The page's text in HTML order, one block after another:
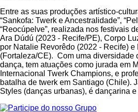
Entre as suas produções artístico-
“Sankofa: Twerk e Ancestralidade”,
“Reocúpelve”, realizada nos festivais
Ara Dúdú (2023 - Recife/PE), Corpo
por Natalie Revorêdo (2022 - Recife) e
(Fortaleza/CE). Com uma diversidade
dança, tem atuações como jurada em
Internacional Twerk Champions, e
batalha de twerk em Santiago (Chile).
Styles (danças urbanas), é dançarina e